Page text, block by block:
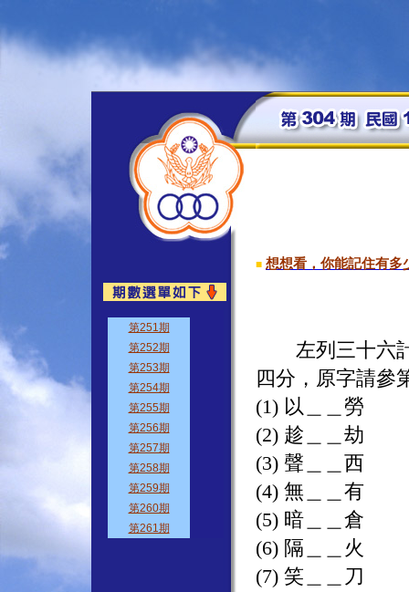
■ 想想看，你能記住有多
左列三十六計
四分，原字請參
(1) 以＿＿勞
(2) 趁＿＿劫
(3) 聲＿＿西
(4) 無＿＿有
(5) 暗＿＿倉
(6) 隔＿＿火
(7) 笑＿＿刀